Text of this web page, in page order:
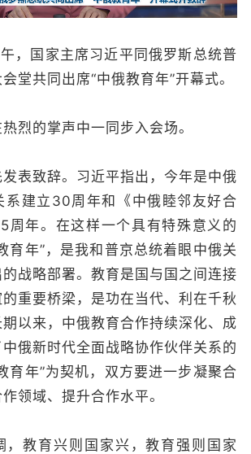
，国家主席习近平同俄罗斯总统普
堂共同出席“中俄教育年”开幕式。
的掌声中一同步入会场。
致辞。习近平指出，今年是中俄
系建立30周年和《中俄睦邻友好合
周年。在这样一个具有特殊意义的
育年”，是我和普京总统着眼中俄关
战略部署。教育是国与国之间连接
重要桥梁，是功在当代、利在千秋
以来，中俄教育合作持续深化、成
俄新时代全面战略协作伙伴关系的
育年”为契机，双方要进一步凝聚合
领域、提升合作水平。
教育兴则国家兴，教育强则国家